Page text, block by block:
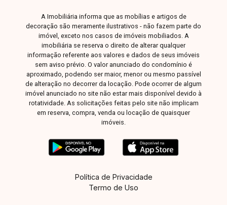
A Imobiliária informa que as mobílias e artigos de
decoração são meramente ilustrativos - não fazem parte do
imóvel, exceto nos casos de imóveis mobiliados. A
imobiliária se reserva o direito de alterar qualquer
informação referente aos valores e dados de seus imóveis
sem aviso prévio. O valor anunciado do condomínio é
aproximado, podendo ser maior, menor ou mesmo passível
de alteração no decorrer da locação. Pode ocorrer de algum
imóvel anunciado no site não estar mais disponível devido à
rotatividade. As solicitações feitas pelo site não implicam
em reserva, compra, venda ou locação de quaisquer
imóveis.
Política de Privacidade
Termo de Uso